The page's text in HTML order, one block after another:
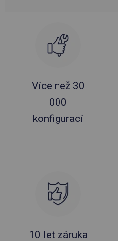
Více než 30
000
konfigurací
10 let záruka